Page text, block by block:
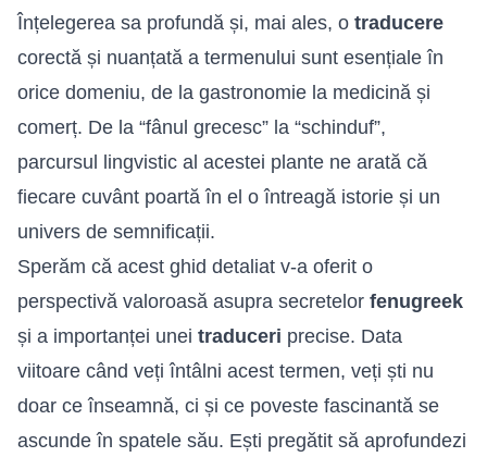
Înțelegerea sa profundă și, mai ales, o traducere
corectă și nuanțată a termenului sunt esențiale în
orice domeniu, de la gastronomie la medicină și
comerț. De la “fânul grecesc” la “schinduf”,
parcursul lingvistic al acestei plante ne arată că
fiecare cuvânt poartă în el o întreagă istorie și un
univers de semnificații.
Sperăm că acest ghid detaliat v-a oferit o
perspectivă valoroasă asupra secretelor fenugreek
și a importanței unei traduceri precise. Data
viitoare când veți întâlni acest termen, veți ști nu
doar ce înseamnă, ci și ce poveste fascinantă se
ascunde în spatele său. Ești pregătit să aprofundezi